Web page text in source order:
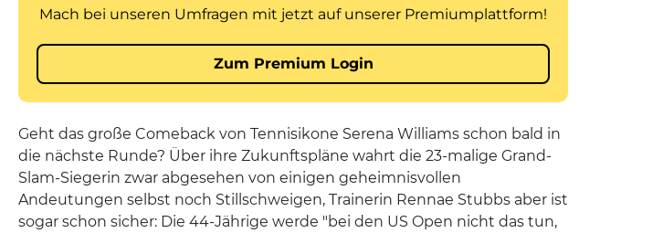
Geht das große Comeback von Tennisikone Serena Williams schon bald in
die nächste Runde? Über ihre Zukunftspläne wahrt die 23-malige Grand-
Slam-Siegerin zwar abgesehen von einigen geheimnisvollen
Andeutungen selbst noch Stillschweigen, Trainerin Rennae Stubbs aber ist
sogar schon sicher: Die 44-Jährige werde "bei den US Open nicht das tun,